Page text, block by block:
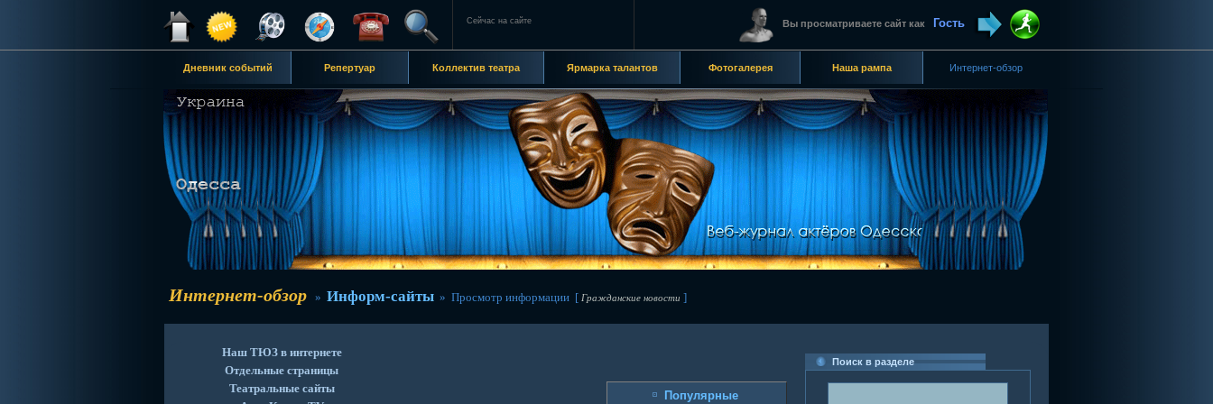
Сейчас на сайте Вы просматриваете сайт как Гость
Дневник событий Репертуар Коллектив театра Ярмарка талантов Фотогалерея Наша рампа Интернет-обзор
Интернет-обзор » Информ-сайты » Просмотр информации [ Гражданские новости ]
Наш ТЮЗ в интернете
Отдельные страницы
Театральные сайты
Популярные
Поиск в разделе